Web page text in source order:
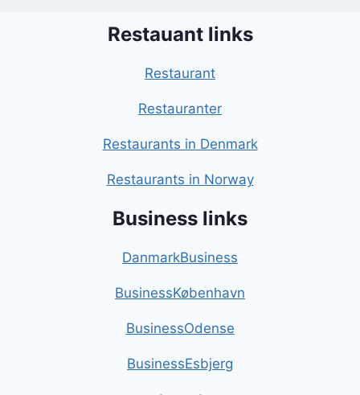
Restauant links
Restaurant
Restauranter
Restaurants in Denmark
Restaurants in Norway
Business links
DanmarkBusiness
BusinessKøbenhavn
BusinessOdense
BusinessEsbjerg